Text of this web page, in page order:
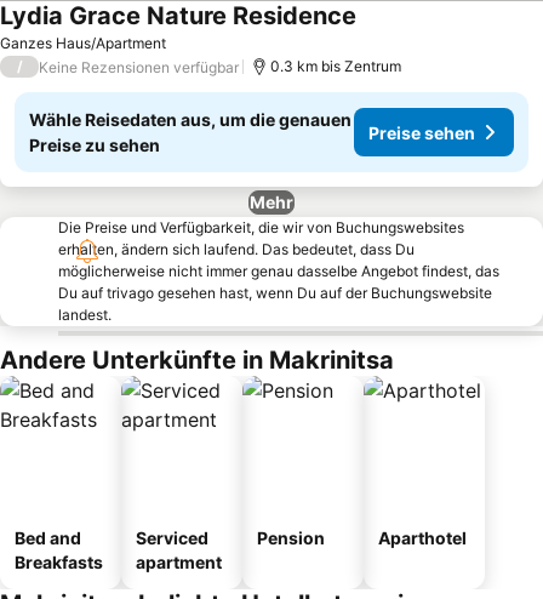
Ganzes Haus/Apartment
Lydia Grace Nature Residence
/ Keine Rezensionen verfügbar 0.3 km bis Zentrum
Wähle Reisedaten aus, um die genauen
Preise zu sehen
Preise sehen
Mehr
Die Preise und Verfügbarkeit, die wir von Buchungswebsites
erhalten, ändern sich laufend. Das bedeutet, dass Du
möglicherweise nicht immer genau dasselbe Angebot findest, das
Du auf trivago gesehen hast, wenn Du auf der Buchungswebsite
landest.
Andere Unterkünfte in Makrinitsa
Bed and
Breakfasts
Serviced
apartment
Pension Aparthotel